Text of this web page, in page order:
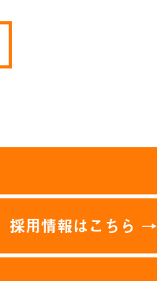
採用情報はこちら →